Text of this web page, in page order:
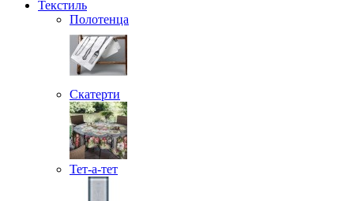
Текстиль
Полотенца
Скатерти
Тет-а-тет